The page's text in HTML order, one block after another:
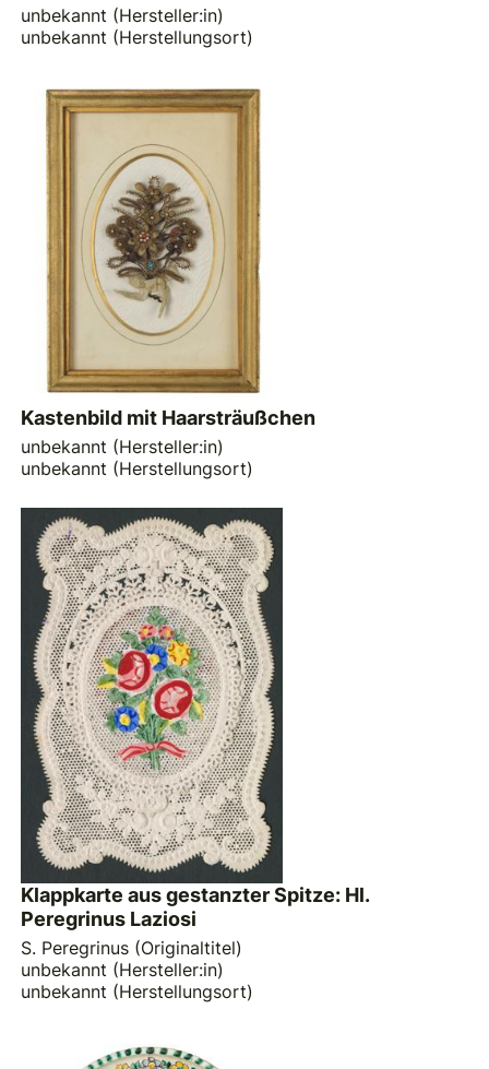
unbekannt (Hersteller:in)
unbekannt (Herstellungsort)
Kastenbild mit Haarsträußchen
unbekannt (Hersteller:in)
unbekannt (Herstellungsort)
Klappkarte aus gestanzter Spitze: Hl.
Peregrinus Laziosi
S. Peregrinus (Originaltitel)
unbekannt (Hersteller:in)
unbekannt (Herstellungsort)